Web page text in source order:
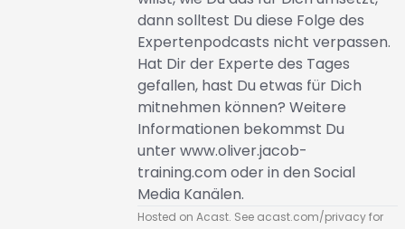
dann solltest Du diese Folge des
Expertenpodcasts nicht verpassen.
Hat Dir der Experte des Tages
gefallen, hast Du etwas für Dich
mitnehmen können? Weitere
Informationen bekommst Du
unterwww.oliver.jacob-
training.com oder in den Social
Media Kanälen.
Hosted on Acast. See acast.com/privacyfor